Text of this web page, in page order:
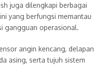
juga dilengkapi berbagai
yang berfungsi memantau
gangguan operasional.
angin kencang, delapan
asing, serta tujuh sistem